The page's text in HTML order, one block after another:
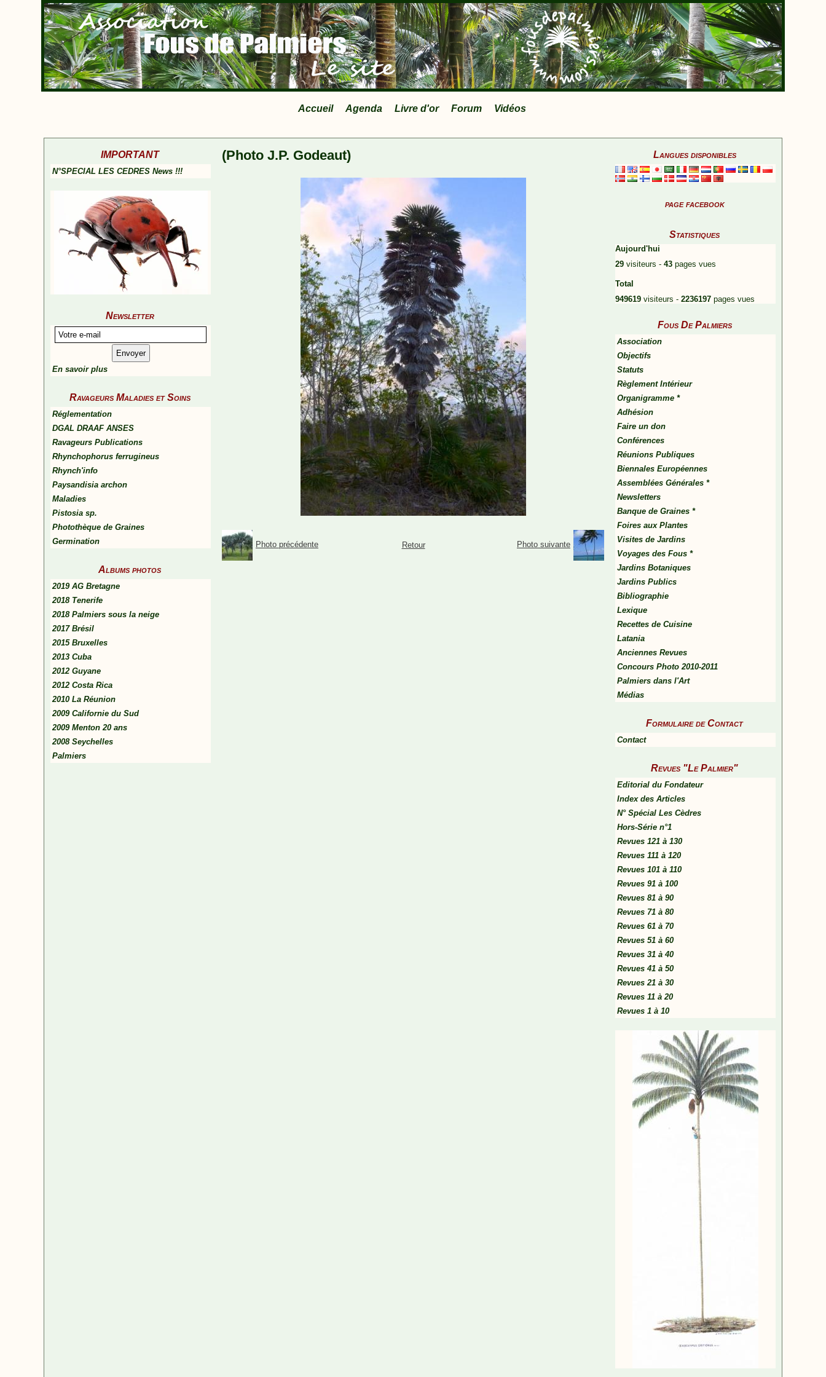
Accueil Agenda Livre d'or Forum Vidéos
IMPORTANT
N°SPECIAL LES CEDRES News !!!
Newsletter
En savoir plus
Ravageurs Maladies et Soins
Réglementation
DGAL DRAAF ANSES
Ravageurs Publications
Rhynchophorus ferrugineus
Rhynch'info
Paysandisia archon
Maladies
Pistosia sp.
Photothèque de Graines
Germination
Albums photos
2019 AG Bretagne
2018 Tenerife
2018 Palmiers sous la neige
2017 Brésil
2015 Bruxelles
2013 Cuba
2012 Guyane
2012 Costa Rica
2010 La Réunion
2009 Californie du Sud
2009 Menton 20 ans
2008 Seychelles
Palmiers
Langues disponibles
page facebook
Statistiques
Aujourd'hui
29 visiteurs - 43 pages vues
Total
949619 visiteurs - 2236197 pages vues
Fous De Palmiers
Association
Objectifs
Statuts
Règlement Intérieur
Organigramme *
Adhésion
Faire un don
Conférences
Réunions Publiques
Biennales Européennes
Assemblées Générales *
Newsletters
Banque de Graines *
Foires aux Plantes
Visites de Jardins
Voyages des Fous *
Jardins Botaniques
Jardins Publics
Bibliographie
Lexique
Recettes de Cuisine
Latania
Anciennes Revues
Concours Photo 2010-2011
Palmiers dans l'Art
Médias
Formulaire de Contact
Contact
Revues "Le Palmier"
Editorial du Fondateur
Index des Articles
N° Spécial Les Cèdres
Hors-Série n°1
Revues 121 à 130
Revues 111 à 120
Revues 101 à 110
Revues 91 à 100
Revues 81 à 90
Revues 71 à 80
Revues 61 à 70
Revues 51 à 60
Revues 31 à 40
Revues 41 à 50
Revues 21 à 30
Revues 11 à 20
Revues 1 à 10
(Photo J.P. Godeaut)
Photo précédente Retour Photo suivante